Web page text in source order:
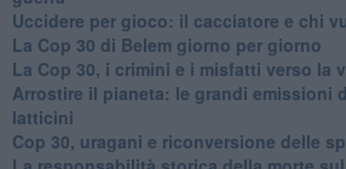
​Uccidere per gioco: il cacciatore e chi
​La Cop 30 di Belem giorno per giorno
La Cop 30, i crimini e i misfatti verso la
Arrostire il pianeta: le grandi emissioni
latticini
​Cop 30, uragani e riconversione delle